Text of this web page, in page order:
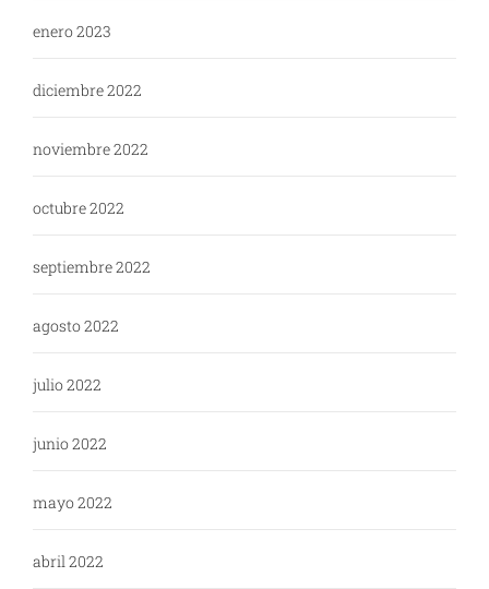
enero 2023
diciembre 2022
noviembre 2022
octubre 2022
septiembre 2022
agosto 2022
julio 2022
junio 2022
mayo 2022
abril 2022